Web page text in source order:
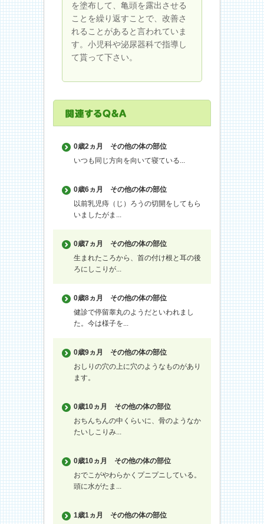
を塗布して、亀頭を露出させる
ことを繰り返すことで、改善さ
れることがあると言われていま
す。小児科や泌尿器科で指導し
て貰って下さい。
0歳2ヵ月
その他の体の部位
いつも同じ方向を向いて寝ている...
0歳6ヵ月
その他の体の部位
以前乳児痔（じ）ろうの切開をしてもら
いましたがま...
0歳7ヵ月
その他の体の部位
生まれたころから、首の付け根と耳の後
ろにしこりが...
0歳8ヵ月
その他の体の部位
健診で停留睾丸のようだといわれまし
た。今は様子を...
0歳9ヵ月
その他の体の部位
おしりの穴の上に穴のようなものがあり
ます。
0歳10ヵ月
その他の体の部位
おちんちんの中くらいに、骨のようなか
たいしこりみ...
0歳10ヵ月
その他の体の部位
おでこがやわらかくプニプニしている。
頭に水がたま...
1歳1ヵ月
その他の体の部位